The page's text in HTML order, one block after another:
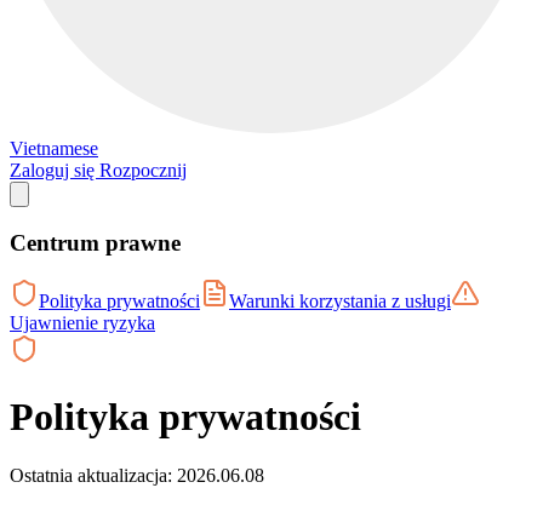
Vietnamese
Zaloguj się Rozpocznij
Centrum prawne
Polityka prywatności
Warunki korzystania z usługi
Ujawnienie ryzyka
Polityka prywatności
Ostatnia aktualizacja: 2026.06.08